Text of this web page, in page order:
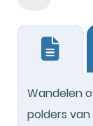
Wandelen
polders